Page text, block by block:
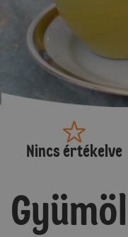
Nincs értékelve